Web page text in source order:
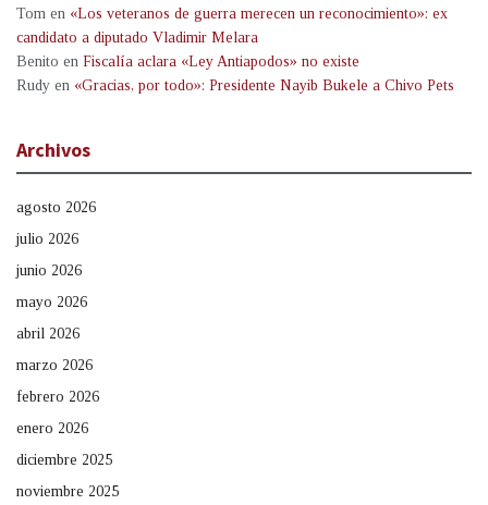
Tom en «Los veteranos de guerra merecen un reconocimiento»: ex
candidato a diputado Vladimir Melara
Benito en Fiscalía aclara «Ley Antiapodos» no existe
Rudy en «Gracias, por todo»: Presidente Nayib Bukele a Chivo Pets
Archivos
agosto 2026
julio 2026
junio 2026
mayo 2026
abril 2026
marzo 2026
febrero 2026
enero 2026
diciembre 2025
noviembre 2025